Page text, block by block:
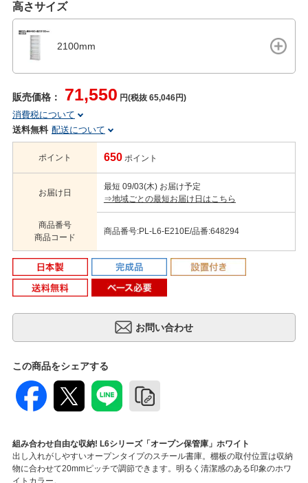
高さサイズ
2100mm
販売価格： 71,550 円(税抜 65,046円)
消費税について
送料無料 配送について
ポイント 650 ポイント
お届け日
最短 09/03(木) お届け予定
⇒地域ごとの最短お届け日はこちら
商品番号
商品コード
商品番号:PL-L6-E210E/品番:648294
この商品をシェアする
組み合わせ自由な収納! L6シリーズ「オープン保管庫」ホワイト
出し入れがしやすいオープンタイプのスチール書庫。棚板の取付位置は収納
物に合わせて20mmピッチで調節できます。明るく清潔感のある印象のホワ
イトカラー。